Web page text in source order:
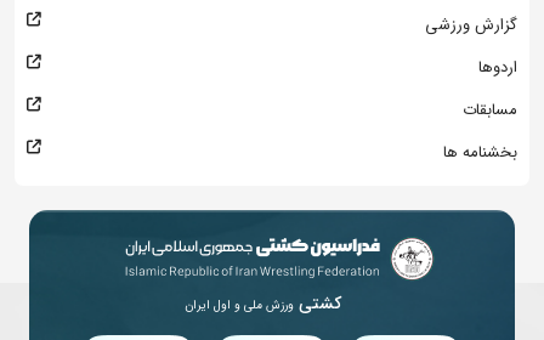
گزارش ورزشی
اردوها
مسابقات
بخشنامه ها
کشتی ورزش ملی و اول ایران